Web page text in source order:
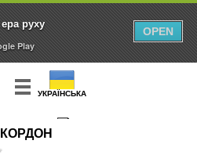
УКРАЇНСЬКА
КУПИТЬ
КОРДОН
руху
Play
OPEN